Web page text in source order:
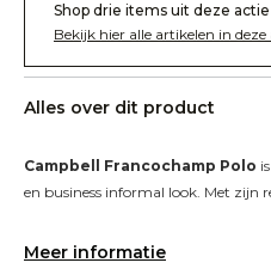
Shop drie items uit deze
Bekijk hier alle artikelen in deze
Alles over dit product
Campbell Francochamp Polo
en business informal look. Met zijn
Meer informatie